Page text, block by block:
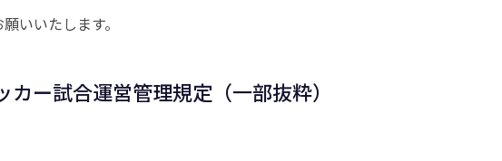
いいたします。
ー試合運営管理規定（一部抜粋）